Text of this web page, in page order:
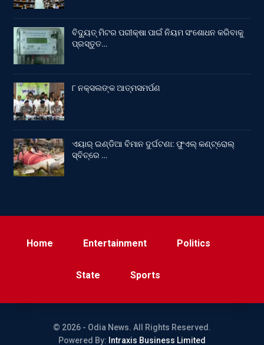
ବିଦ୍ୟୁତ୍ ମିଟର ପରୀକ୍ଷା ପାଇଁ ନିୟମ ସଂଶୋଧନ କରିବାକୁ
ପ୍ରସ୍ତୁତ…
୮ ନକ୍ସଲଙ୍କ ଆତ୍ମସମର୍ପଣ
ଏୟାର୍ ଇଣ୍ଡିଆ ବିମାନ ଦୁର୍ଘଟଣା: ଫୁଏଲ୍‌ କଣ୍ଟ୍ରୋଲ୍‌
ସ୍ବିଚ୍‌ରେ …
Home Entertainment Politics
State Sports
© 2026 - Odia News. All Rights Reserved.
Powered By: Intraxis Business Limited